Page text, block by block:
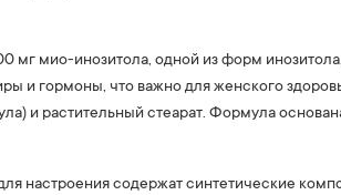
мг мио-инозитола, одной из форм
и гормоны, что важно для женского
и растительный стеарат. Формула
настроения содержат синтетические